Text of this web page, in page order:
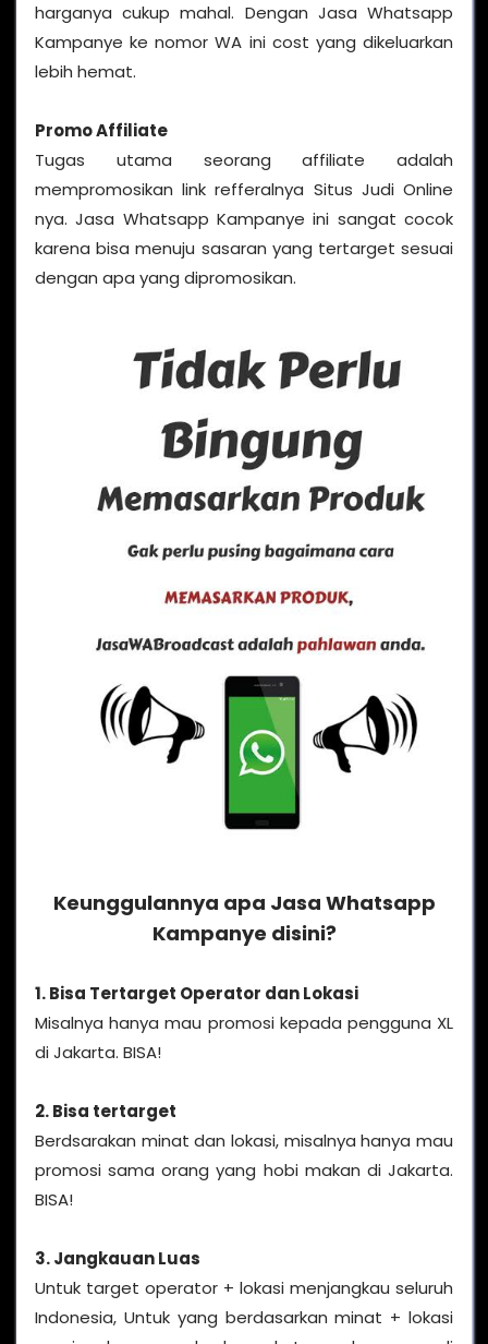
harganya cukup mahal. Dengan Jasa Whatsapp
Kampanye ke nomor WA ini cost yang dikeluarkan
lebih hemat.
Promo Affiliate
Tugas utama seorang affiliate adalah
mempromosikan link refferalnya Situs Judi Online
nya. Jasa Whatsapp Kampanye ini sangat cocok
karena bisa menuju sasaran yang tertarget sesuai
dengan apa yang dipromosikan.
Keunggulannya apa Jasa Whatsapp
Kampanye disini?
1. Bisa Tertarget Operator dan Lokasi
Misalnya hanya mau promosi kepada pengguna XL
di Jakarta. BISA!
2. Bisa tertarget
Berdsarakan minat dan lokasi, misalnya hanya mau
promosi sama orang yang hobi makan di Jakarta.
BISA!
3. Jangkauan Luas
Untuk target operator + lokasi menjangkau seluruh
Indonesia, Untuk yang berdasarkan minat + lokasi